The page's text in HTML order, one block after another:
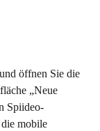
öffnen Sie die
„Neue
Spiideo-
mobile